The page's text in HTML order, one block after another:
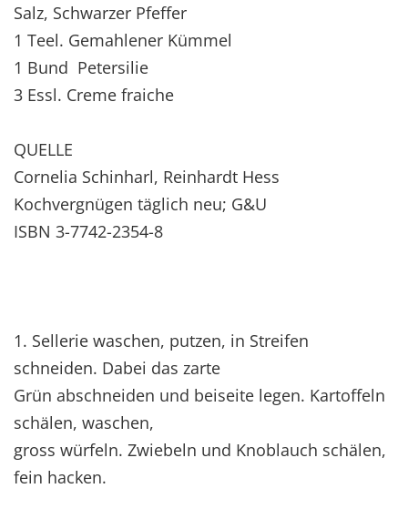
Salz, Schwarzer Pfeffer
1 Teel. Gemahlener Kümmel
1 Bund Petersilie
3 Essl. Creme fraiche
QUELLE
Cornelia Schinharl, Reinhardt Hess
Kochvergnügen täglich neu; G&U
ISBN 3-7742-2354-8
1. Sellerie waschen, putzen, in Streifen
schneiden. Dabei das zarte
Grün abschneiden und beiseite legen. Kartoffeln
schälen, waschen,
gross würfeln. Zwiebeln und Knoblauch schälen,
fein hacken.